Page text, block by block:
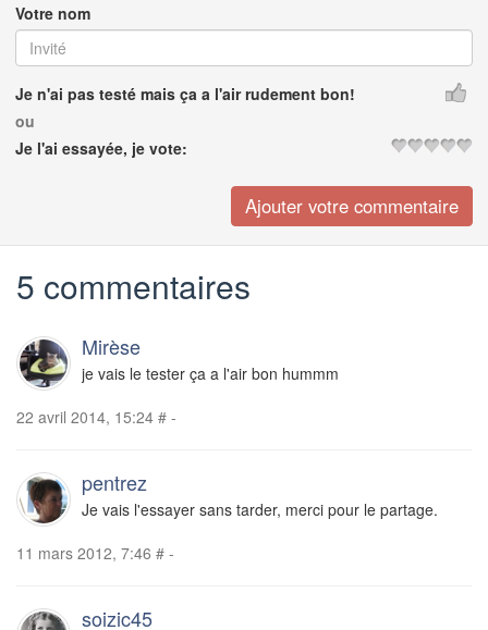
Votre nom
Je n'ai pas testé mais ça a l'air rudement bon!
ou
Je l'ai essayée, je vote:
5 commentaires
Mirèse
je vais le tester ça a l'air bon hummm
22 avril 2014, 15:24 # -
pentrez
Je vais l'essayer sans tarder, merci pour le partage.
11 mars 2012, 7:46 # -
soizic45